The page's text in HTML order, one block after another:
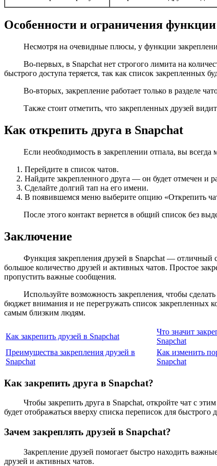
Особенности и ограничения
Несмотря на очевидные плюсы, у функции
Во-первых, в Snapchat нет строгого лимита на
быстрого доступа теряется, так как список закрепленных
Во-вторых, закрепление работает только в разделе
Также стоит отметить, что закрепленных друзей
Как открепить друга в Snapchat
Если необходимость в закреплении отпала, вы всегда
Перейдите в список чатов.
Найдите закрепленного друга — он будет отмечен и
Сделайте долгий тап на его имени.
В появившемся меню выберите опцию «Открепить
После этого контакт вернется в общий список без
Заключение
Функция закрепления друзей в Snapchat — отличный
большое количество друзей и активных чатов. Простое
пропустить важные сообщения.
Используйте возможность закрепления, чтобы
бюджет внимания и не перегружать список закрепленных
самым близким людям.
Как закрепить друзей в Snapchat
Что значит
Snapchat
Преимущества закрепления друзей в
Snapchat
Как изменить
Snapchat
Как закрепить друга в Snapchat?
Чтобы закрепить друга в Snapchat, откройте чат с
будет отображаться вверху списка переписок для быстрого
Зачем закреплять друзей в Snapchat?
Закрепление друзей помогает быстро находить
друзей и активных чатов.